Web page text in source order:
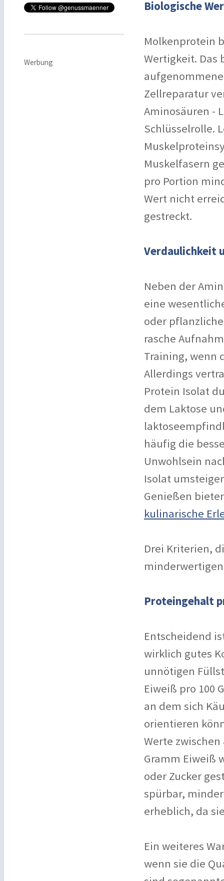
Werbung
Biologische
Molkenprotein
Wertigkeit. Das
Zellreparatur
Aminosäuren -
Schlüsselrolle.
Muskelfasern
pro Portion
Wert nicht
gestreckt.
Verdaulichkeit
Neben der
eine
oder
rasche
Training, wenn
Allerdings
Protein Isolat
dem Laktose
häufig die
Unwohlsein
Isolat
Genießen
kulinarische
Drei Kriterien,
Proteingehalt
Entscheidend
wirklich gutes
unnötigen
Eiweiß pro 100
an dem sich
orientieren
Werte zwischen
Gramm Eiweiß
oder Zucker
spürbar,
erheblich, da
Ein weiteres
wenn sie die